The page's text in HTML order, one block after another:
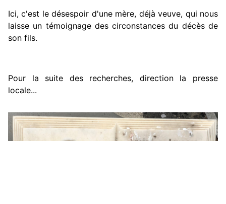
Ici, c'est le désespoir d'une mère, déjà veuve, qui nous
laisse un témoignage des circonstances du décès de
son fils.
Pour la suite des recherches, direction la presse
locale...